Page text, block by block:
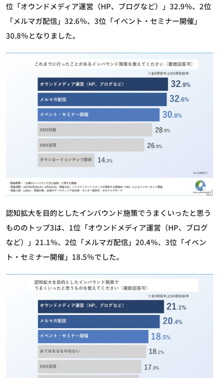
位「オウンドメディア運営（HP、ブログなど）」32.9％、2位
「メルマガ配信」32.6％、3位「イベント・セミナー開催」
30.8％となりました。
認知拡大を目的としたインバウンド施策でうまくいったと思う
もののトップ3は、1位「オウンドメディア運営（HP、ブログ
など）」21.1％、2位「メルマガ配信」20.4％、3位「イベン
ト・セミナー開催」18.5％でした。